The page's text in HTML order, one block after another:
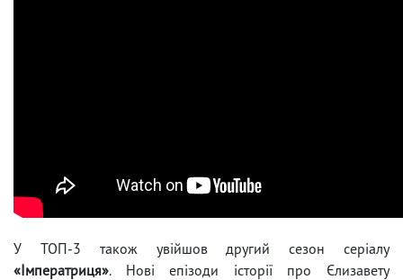
У ТОП-3 також увійшов другий сезон серіалу
«Імператриця». Нові епізоди історії про Єлизавету